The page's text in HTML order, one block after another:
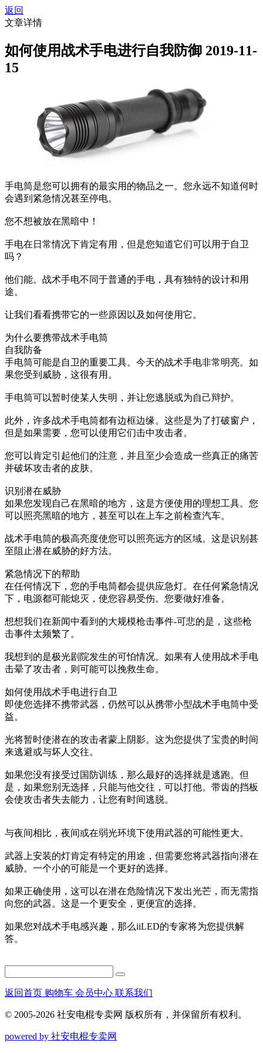
返回
文章详情
如何使用战术手电进行自我防御 2019-11-
15
手电筒是您可以拥有的最实用的物品之一。您永远不知道何时
会遇到紧急情况甚至停电。
您不想被放在黑暗中！
手电在日常情况下肯定有用，但是您知道它们可以用于自卫
吗？
他们能。战术手电不同于普通的手电，具有独特的设计和用
途。
让我们看看携带它的一些原因以及如何使用它。
为什么要携带战术手电筒
自我防备
手电筒可能是自卫的重要工具。今天的战术手电非常明亮。如
果您受到威胁，这很有用。
手电筒可以暂时使某人失明，并让您逃脱或为自己辩护。
此外，许多战术手电筒都有边框边缘。这些是为了打破窗户，
但是如果需要，您可以使用它们击中攻击者。
您可以肯定引起他们的注意，并且至少会造成一些真正的痛苦
并破坏攻击者的皮肤。
识别潜在威胁
如果您发现自己在黑暗的地方，这是方便使用的理想工具。您
可以照亮黑暗的地方，甚至可以在上车之前检查汽车。
战术手电筒的极高亮度使您可以照亮远方的区域。这是识别甚
至阻止潜在威胁的好方法。
紧急情况下的帮助
在任何情况下，您的手电筒都会提供应急灯。在任何紧急情况
下，电源都可能熄灭，使您容易受伤。您要做好准备。
想想我们在新闻中看到的大规模枪击事件-可悲的是，这些枪
击事件太频繁了。
我想到的是极光剧院发生的可怕情况。如果有人使用战术手电
击晕了攻击者，则可能可以挽救生命。
如何使用战术手电进行自卫
即使您选择不携带武器，仍然可以从携带小型战术手电筒中受
益。
光将暂时使潜在的攻击者蒙上阴影。这为您提供了宝贵的时间
来逃避或与坏人交往。
如果您没有接受过国防训练，那么最好的选择就是逃跑。但
是，如果您别无选择，只能与他交往，可以打他。带齿的挡板
会使攻击者失去能力，让您有时间逃脱。
与夜间相比，夜间或在弱光环境下使用武器的可能性更大。
武器上安装的灯肯定有特定的用途，但需要您将武器指向潜在
威胁。一个小的可能是一个更好的选择。
如果正确使用，这可以在潜在危险情况下发出光芒，而无需指
向您的武器。这是一个更安全，更便宜的选择。
如果您对战术手电感兴趣，那么iiLED的专家将为您提供解
答。
返回首页 购物车 会员中心 联系我们
© 2005-2026 社安电棍专卖网 版权所有，并保留所有权利。
powered by 社安电棍专卖网